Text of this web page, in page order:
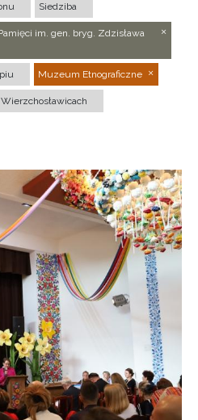
Siedziba
im. gen. bryg. Zdzisława
Muzeum Etnograficzne